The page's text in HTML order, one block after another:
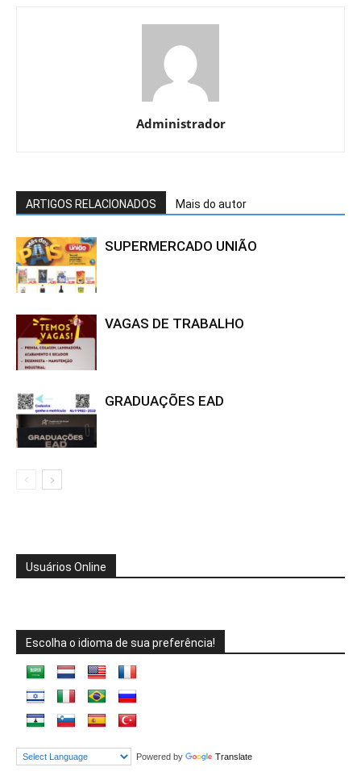
Administrador
ARTIGOS RELACIONADOS Mais do autor
SUPERMERCADO UNIÃO
VAGAS DE TRABALHO
GRADUAÇÕES EAD
Usuários Online
Escolha o idioma de sua preferência!
Powered by Translate